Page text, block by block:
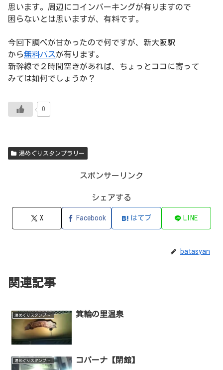
思います。周辺にコインパーキングが有りますので
困らないとは思いますが、有料です。
今回下調べが甘かったので何ですが、新大阪駅
から無料バスが有ります。
新幹線で２時間空きがあれば、ちょっとココに寄って
みては如何でしょうか？
0
湯めぐりスタンプラリー
スポンサーリンク
シェアする
X Facebook はてブ LINE
batasyan
関連記事
湯めぐりスタンプラリー 箕輪の里温泉
湯めぐりスタンプラリー コパーナ【閉館】